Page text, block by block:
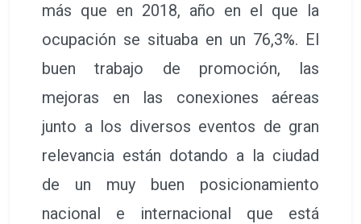
más que en 2018, año en el que la
ocupación se situaba en un 76,3%. El
buen trabajo de promoción, las
mejoras en las conexiones aéreas
junto a los diversos eventos de gran
relevancia están dotando a la ciudad
de un muy buen posicionamiento
nacional e internacional que está